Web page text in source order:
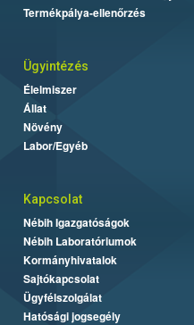
Termékpálya-ellenőrzés
Ügyintézés
Élelmiszer
Állat
Növény
Labor/Egyéb
Kapcsolat
Nébih Igazgatóságok
Nébih Laboratóriumok
Kormányhivatalok
Sajtókapcsolat
Ügyfélszolgálat
Hatósági jogsegély